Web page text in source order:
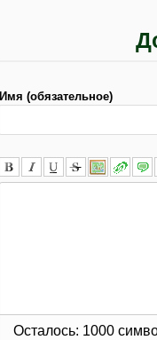
Имя (обязательное)
Осталось: 1000